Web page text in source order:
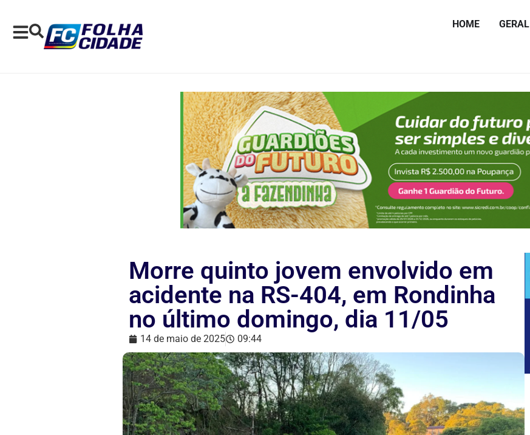
HOME GERAL
Morre quinto jovem envolvido em
acidente na RS-404, em Rondinha
no último domingo, dia 11/05
14 de maio de 2025 09:44